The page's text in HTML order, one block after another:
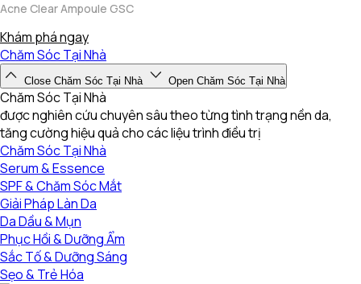
Acne Clear Ampoule GSC
Khám phá ngay
Chăm Sóc Tại Nhà
Close Chăm Sóc Tại Nhà Open Chăm Sóc Tại Nhà
Chăm Sóc Tại Nhà
được nghiên cứu chuyên sâu theo từng tình trạng nền da,
tăng cường hiệu quả cho các liệu trình điều trị
Chăm Sóc Tại Nhà
Serum & Essence
SPF & Chăm Sóc Mắt
Giải Pháp Làn Da
Da Dầu & Mụn
Phục Hồi & Dưỡng Ẩm
Sắc Tố & Dưỡng Sáng
Sẹo & Trẻ Hóa